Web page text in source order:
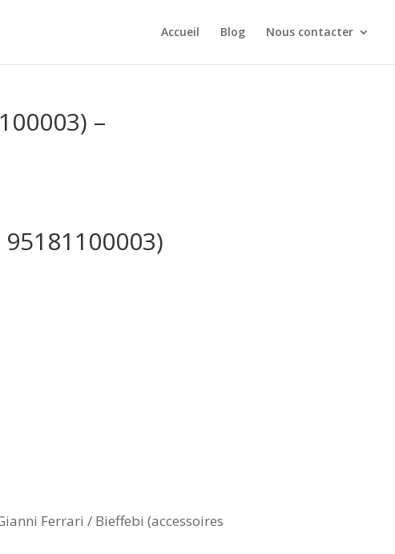
Accueil Blog Nous contacter
–
Ferrari / Bieffebi (accessoires